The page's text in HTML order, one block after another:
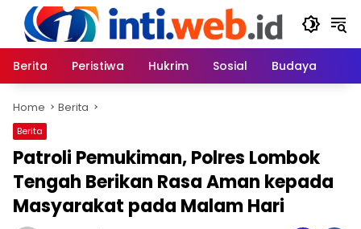
content
Berita
Peristiwa Hukrim Sosial Budaya
Home Berita
Berita
Patroli Pemukiman, Polres Lombok
Tengah Berikan Rasa Aman kepada
Masyarakat pada Malam Hari